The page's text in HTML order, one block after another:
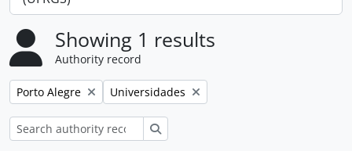
Showing 1 results
Authority record
Remove filter:
Porto Alegre Remove filter:
Universidades